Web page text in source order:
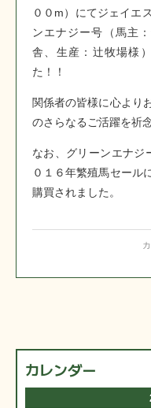
００m）にてジェイエ
ンエナジー号（馬主
舎、生産：辻牧場様
た！！
関係者の皆様に心より
のさらなるご活躍を祈
なお、グリーンエナジ
０１６年繁殖馬セール
購買されました。
カレンダー